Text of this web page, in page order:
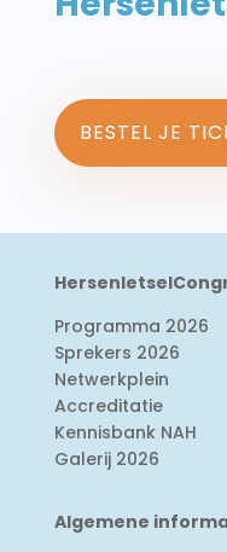
BESTEL JE
Programma 2026
Sprekers 2026
Netwerkplein
Accreditatie
Kennisbank NAH
Galerij 2026
Algemene